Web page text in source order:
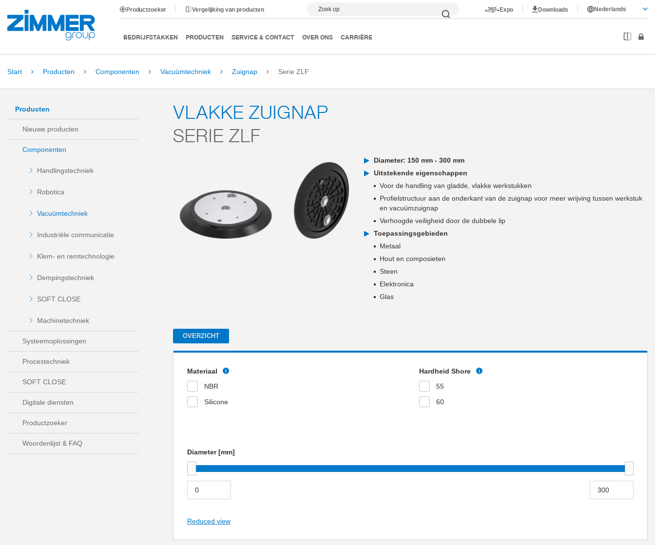
Productzoeker Vergelijking van producten Zoek op Expo Downloads Nederlands
BEDRIJFSTAKKEN PRODUCTEN SERVICE & CONTACT OVER ONS CARRIÈRE
Start Producten Componenten Vacuümtechniek Zuignap Serie ZLF
Producten
Nieuwe producten
Componenten
Handlingstechniek
Robotica
Vacuümtechniek
Industriële communicatie
Klem- en remtechnologie
Dempingstechniek
SOFT CLOSE
Machinetechniek
Systeemoplossingen
Procestechniek
SOFT CLOSE
Digitale diensten
Productzoeker
Woordenlijst & FAQ
VLAKKE ZUIGNAP
SERIE ZLF
Diameter: 150 mm - 300 mm
Uitstekende eigenschappen
Voor de handling van gladde, vlakke werkstukken
Profielstructuur aan de onderkant van de zuignap voor meer wrijving tussen werkstuk
en vacuümzuignap
Verhoogde veiligheid door de dubbele lip
Toepassingsgebieden
Metaal
Hout en composieten
Steen
Elektronica
Glas
OVERZICHT
Materiaal
NBR
Silicone
Hardheid Shore
55
60
Diameter [mm]
Reduced view